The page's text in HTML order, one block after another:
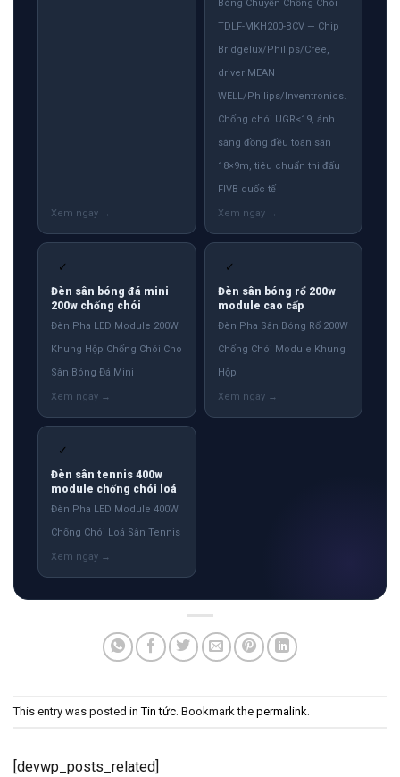
Bóng Chuyền Chống Chói
TDLF-MKH200-BCV — Chip
Bridgelux/Philips/Cree,
driver MEAN
WELL/Philips/Inventronics.
Chống chói UGR<19, ánh
sáng đồng đều toàn sân
18×9m, tiêu chuẩn thi đấu
FIVB quốc tế
✓
Đèn sân bóng đá mini
200w chống chói
Đèn Pha LED Module 200W
Khung Hộp Chống Chói Cho
Sân Bóng Đá Mini
✓
Đèn sân bóng rổ 200w
module cao cấp
Đèn Pha Sân Bóng Rổ 200W
Chống Chói Module Khung
Hộp
✓
Đèn sân tennis 400w
module chống chói loá
Đèn Pha LED Module 400W
Chống Chói Loá Sân Tennis
This entry was posted inTin tức . Bookmark the permalink
[devwp_posts_related]